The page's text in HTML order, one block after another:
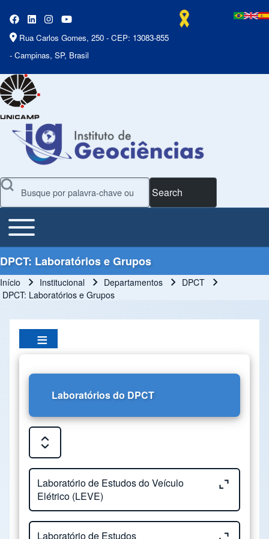
Rua Carlos Gomes, 250 - CEP: 13083-855
- Campinas, SP, Brasil
Search
Main Menu
Toggle main menu
DPCT: Laboratórios e Grupos
Trilha de navegação
Início Institucional Departamentos
DPCT
DPCT: Laboratórios e Grupos
Laboratórios do DPCT
Expand or Collapse all sections
Laboratório de Estudos do Veículo
Elétrico (LEVE)
Close or Open tab vvja-pane-60842264-1-pane
Laboratório de Estudos
Close or Open tab vvja-pane-60842264-2-pane